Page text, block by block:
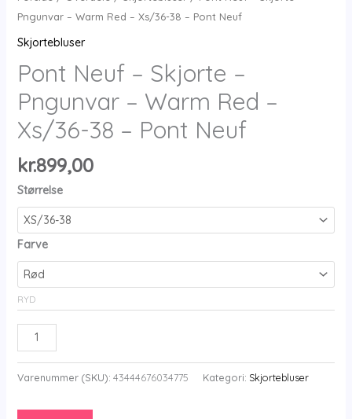
Pngunvar – Warm Red – Xs/36-38 – Pont Neuf
Skjortebluser
Pont Neuf – Skjorte –
Pngunvar – Warm Red –
Xs/36-38 – Pont Neuf
kr.899,00
Størrelse
Farve
RYD
Pont
Neuf
-
-
Varenummer (SKU): 43444676034775 Kategori: Skjortebluser